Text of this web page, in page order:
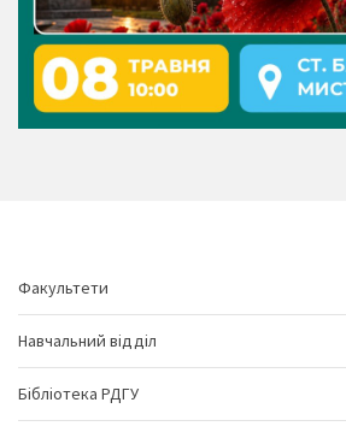
Факультети
Навчальний відділ
Бібліотека РДГУ